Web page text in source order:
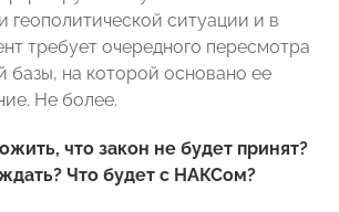
геополитической ситуации и в
требует очередного пересмотра
базы, на которой основано ее
Не более.
что закон не будет принят?
Что будет с НАКСом?